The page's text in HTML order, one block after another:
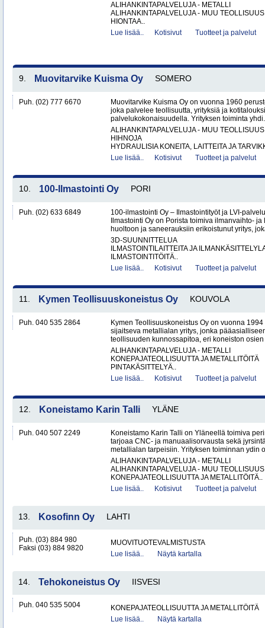
ALIHANKINTAPALVELUJA - METALLI
ALIHANKINTAPALVELUJA - MUU TEOLLISUUS
HIONTAA..
Lue lisää..
Kotisivut Tuotteet ja palvelut
9. Muovitarvike Kuisma Oy SOMERO
Puh. (02) 777 6670
Muovitarvike Kuisma Oy on vuonna 1960
joka palvelee teollisuutta, yrityksiä ja
palvelukokonaisuudella. Yrityksen toiminta
ALIHANKINTAPALVELUJA - MUU TEOLLISUUS
HIHNOJA
HYDRAULISIA KONEITA, LAITTEITA JA
Lue lisää..
Kotisivut Tuotteet ja palvelut
10. 100-Ilmastointi Oy PORI
Puh. (02) 633 6849
100-ilmastointi Oy – Ilmastointityöt ja LVI-
Ilmastointi Oy on Porista toimiva ilmanvaihto-
huoltoon ja saneerauksiin erikoistunut yritys,
3D-SUUNNITTELUA
ILMASTOINTILAITTEITA JA
ILMASTOINTITÖITÄ..
Lue lisää..
Kotisivut Tuotteet ja palvelut
11. Kymen Teollisuuskoneistus Oy KOUVOLA
Puh. 040 535 2864
Kymen Teollisuuskoneistus Oy on vuonna
sijaitseva metallialan yritys, jonka
teollisuuden kunnossapitoa, eri koneiston
ALIHANKINTAPALVELUJA - METALLI
KONEPAJATEOLLISUUTTA JA METALLITÖITÄ
PINTAKÄSITTELYÄ..
Lue lisää..
Kotisivut Tuotteet ja palvelut
12. Koneistamo Karin Talli YLÄNE
Puh. 040 507 2249
Koneistamo Karin Talli on Yläneellä toimiva
tarjoaa CNC- ja manuaalisorvausta sekä
metallialan tarpeisiin. Yrityksen toiminnan ydin
ALIHANKINTAPALVELUJA - METALLI
ALIHANKINTAPALVELUJA - MUU TEOLLISUUS
KONEPAJATEOLLISUUTTA JA METALLITÖITÄ..
Lue lisää..
Kotisivut Tuotteet ja palvelut
13. Kosofinn Oy LAHTI
Puh. (03) 884 980
Faksi (03) 884 9820
MUOVITUOTEVALMISTUSTA
Lue lisää..
Näytä kartalla
14. Tehokoneistus Oy IISVESI
Puh. 040 535 5004
KONEPAJATEOLLISUUTTA JA METALLITÖITÄ
Lue lisää..
Näytä kartalla